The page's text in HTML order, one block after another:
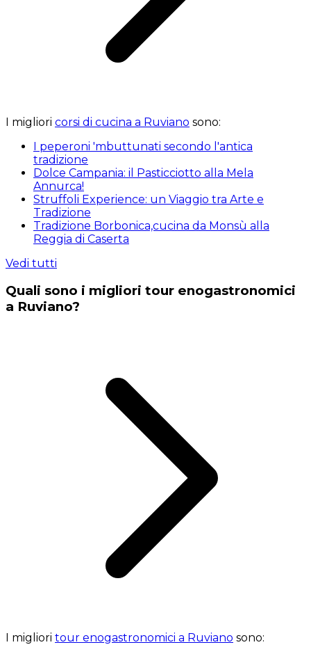
I migliori corsi di cucina a Ruviano sono:
I peperoni 'mbuttunati secondo l'antica
tradizione
Dolce Campania: il Pasticciotto alla Mela
Annurca!
Struffoli Experience: un Viaggio tra Arte e
Tradizione
Tradizione Borbonica,cucina da Monsù alla
Reggia di Caserta
Vedi tutti
Quali sono i migliori tour enogastronomici
a Ruviano?
I migliori tour enogastronomici a Ruviano sono: